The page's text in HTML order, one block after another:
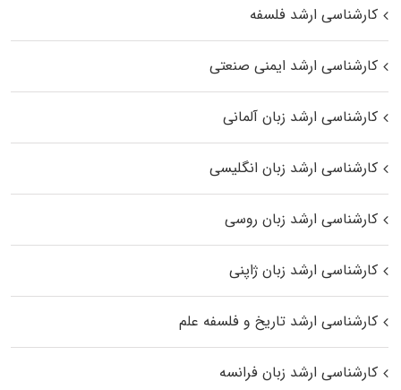
کارشناسی ارشد فلسفه
کارشناسی ارشد ایمنی صنعتی
کارشناسی ارشد زبان آلمانی
کارشناسی ارشد زبان انگلیسی
کارشناسی ارشد زبان روسی
کارشناسی ارشد زبان ژاپنی
کارشناسی ارشد تاریخ و فلسفه علم
کارشناسی ارشد زبان فرانسه